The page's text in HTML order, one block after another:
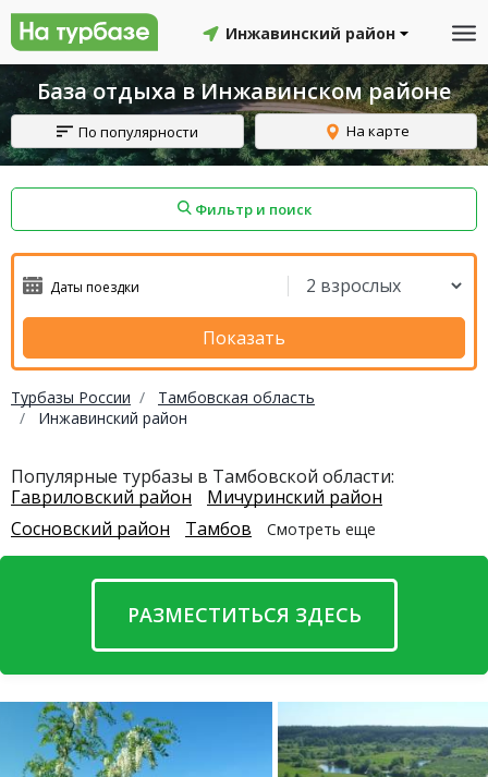
Инжавинский район
База отдыха в Инжавинском районе
По популярности На карте
Фильтр и поиск
Показать
Турбазы России
Тамбовская область
Инжавинский район
Популярные турбазы в Тамбовской области:
Гавриловский район
Мичуринский район
Сосновский район
Тамбов Смотреть еще
РАЗМЕСТИТЬСЯ ЗДЕСЬ
Смоленский район Топчихинский район
Северодвинск Устьянский район